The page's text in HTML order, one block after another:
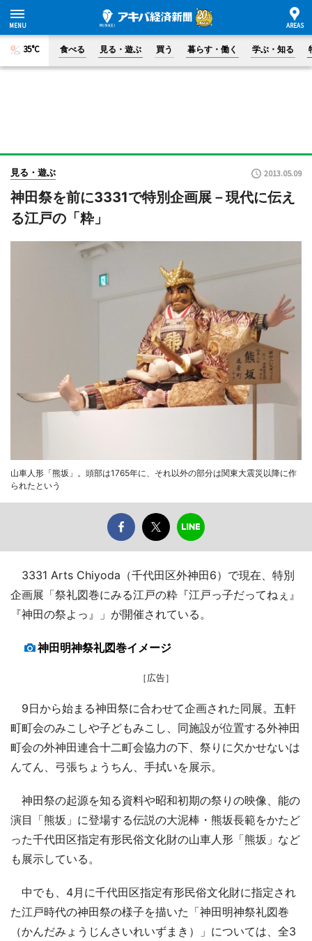
35°C 食べる 見る・遊ぶ 買う 暮らす・働く 学ぶ・知る
見る・遊ぶ 2013.05.09
神田祭を前に3331で特別企画展－現代に伝え
る江戸の「粋」
山車人形「熊坂」。頭部は1765年に、それ以外の部分は関東大震災以降に作
られたという
3331 Arts Chiyoda（千代田区外神田6）で現在、特別
企画展「祭礼図巻にみる江戸の粋『江戸っ子だってねぇ』
『神田の祭よっ』」が開催されている。
神田明神祭礼図巻イメージ
［広告］
9日から始まる神田祭に合わせて企画された同展。五軒
町町会のみこしや子どもみこし、同施設が位置する外神田
町会の外神田連合十二町会協力の下、祭りに欠かせないは
んてん、弓張ちょうちん、手拭いを展示。
神田祭の起源を知る資料や昭和初期の祭りの映像、能の
演目「熊坂」に登場する伝説の大泥棒・熊坂長範をかたど
った千代田区指定有形民俗文化財の山車人形「熊坂」など
も展示している。
中でも、4月に千代田区指定有形民俗文化財に指定され
た江戸時代の神田祭の様子を描いた「神田明神祭礼図巻
（かんだみょうじんさいれいずまき）」については、全3